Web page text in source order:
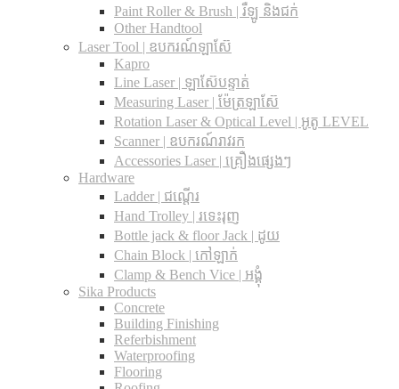
Paint Roller & Brush | រឺឡូ និងជក់
Other Handtool
Laser Tool | ឧបករណ៍ឡាស៊ែ
Kapro
Line Laser | ឡាស៊ែបន្ទាត់
Measuring Laser | ម៉ែត្រឡាស៊ែ
Rotation Laser & Optical Level | អូតូ LEVEL
Scanner | ឧបករណ៍រាវរក
Accessories Laser | គ្រឿងផ្សេងៗ
Hardware
Ladder | ជណ្តើរ
Hand Trolley | រទេះរុញ
Bottle jack & floor Jack​ | ដូយ
Chain Block | កៅឡាក់
Clamp & Bench Vice | អង្គុំ
Sika Products
Concrete
Building Finishing
Referbishment
Waterproofing
Flooring